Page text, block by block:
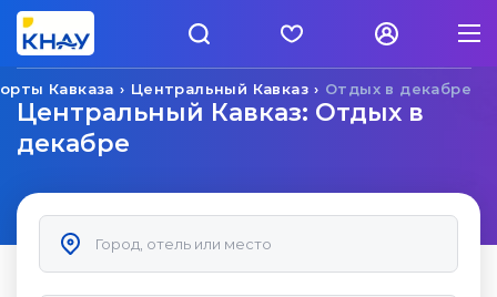
Отдых в декабре
Центральный Кавказ
Кавказа
Центральный Кавказ: Отдых в
декабре